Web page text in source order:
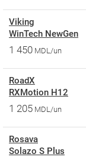
Viking
WinTech NewGen
1 450 MDL/un
RoadX
RXMotion H12
1 205 MDL/un
Rosava
Solazo S Plus